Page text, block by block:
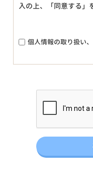
入の上、「同意する」
個人情報の取り扱い